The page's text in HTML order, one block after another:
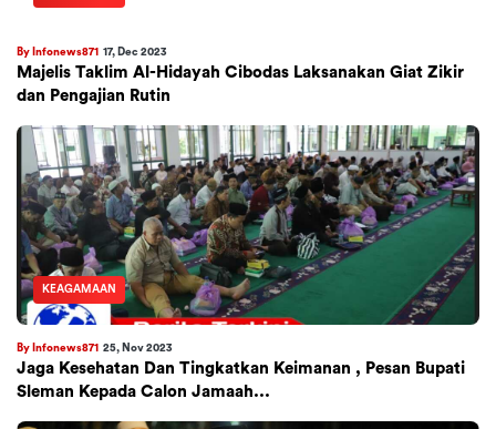
By Infonews871 17, Dec 2023
Majelis Taklim Al-Hidayah Cibodas Laksanakan Giat Zikir
dan Pengajian Rutin
KEAGAMAAN
By Infonews871 25, Nov 2023
Jaga Kesehatan Dan Tingkatkan Keimanan , Pesan Bupati
Sleman Kepada Calon Jamaah...